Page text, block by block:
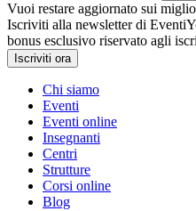
Vuoi restare aggiornato sui
Iscriviti alla newsletter di
bonus esclusivo riservato agli
Iscriviti ora
Chi siamo
Eventi
Eventi online
Insegnanti
Centri
Strutture
Corsi online
Blog